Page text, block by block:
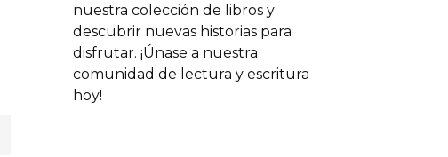
nuestra colección de libros y
descubrir nuevas historias para
disfrutar. ¡Únase a nuestra
comunidad de lectura y escritura
hoy!